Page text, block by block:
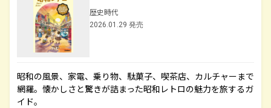
歴史時代
2026.01.29 発売
昭和の風景、家電、乗り物、駄菓子、喫茶店、カルチャーまで
網羅。懐かしさと驚きが詰まった昭和レトロの魅力を旅するガ
イド。